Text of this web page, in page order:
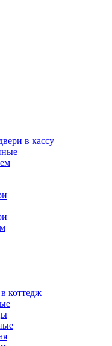
в кассу
коттедж